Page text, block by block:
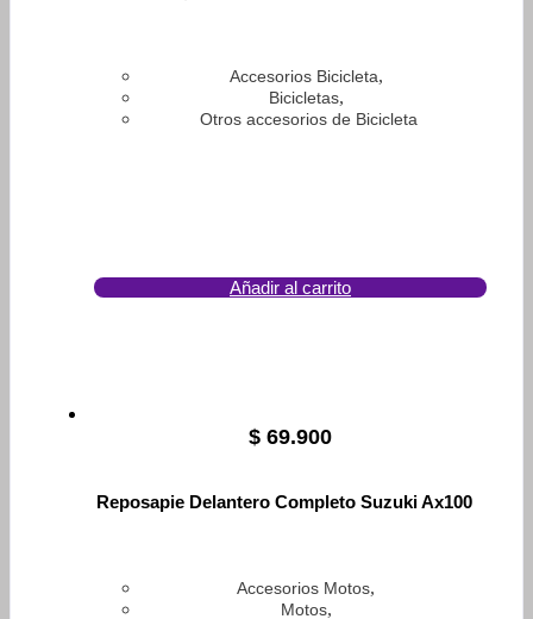
Accesorios Bicicleta,
Bicicletas,
Otros accesorios de Bicicleta
Añadir al carrito
$ 69.900
Reposapie Delantero Completo Suzuki Ax100
Accesorios Motos,
Motos,